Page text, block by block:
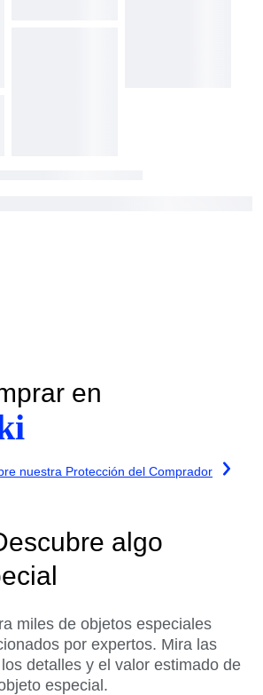
en
nuestra Protección del Comprador
algo
miles de objetos especiales
por expertos. Mira las
detalles y el valor estimado de
especial.